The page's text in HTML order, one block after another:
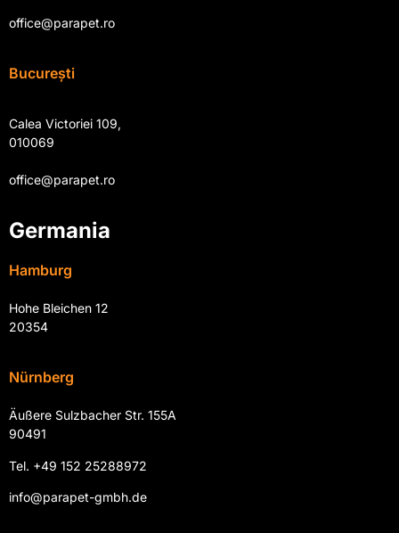
office@parapet.ro
București
Calea Victoriei 109,
010069
office@parapet.ro
Germania
Hamburg
Hohe Bleichen 12
20354
Nürnberg
Äußere Sulzbacher Str. 155A
90491
Tel. +49 152 25288972
info@parapet-gmbh.de